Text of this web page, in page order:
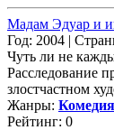
Мадам Эдуар и
Год: 2004 |
Чуть ли не
Расследование
злостчастном
Жанры: Комедия
Рейтинг: 0